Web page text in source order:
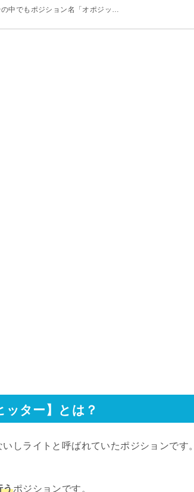
中でもポジション名「オポジッ…
ター】とは？
しライトと呼ばれていたポジションです。
うポジションです。